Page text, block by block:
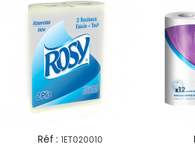
Réf : 1ET020010